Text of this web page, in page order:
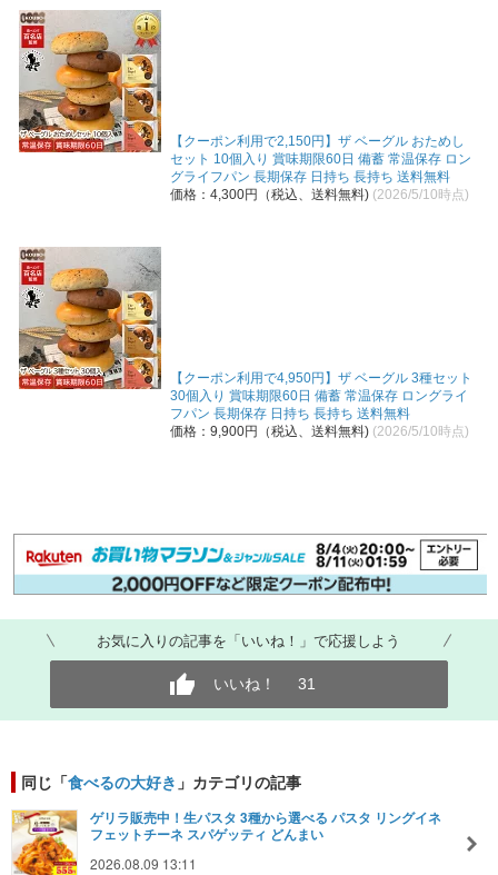
【クーポン利用で2,150円】ザ ベーグル おためし
セット 10個入り 賞味期限60日 備蓄 常温保存 ロン
グライフパン 長期保存 日持ち 長持ち 送料無料
価格：4,300円（税込、送料無料) (2026/5/10時点)
【クーポン利用で4,950円】ザ ベーグル 3種セット
30個入り 賞味期限60日 備蓄 常温保存 ロングライ
フパン 長期保存 日持ち 長持ち 送料無料
価格：9,900円（税込、送料無料) (2026/5/10時点)
お気に入りの記事を「いいね！」で応援しよう
いいね！ 31
同じ「食べるの大好き 」カテゴリの記事
ゲリラ販売中！生パスタ 3種から選べる パスタ リングイネ
フェットチーネ スパゲッティ どんまい
2026.08.09 13:11